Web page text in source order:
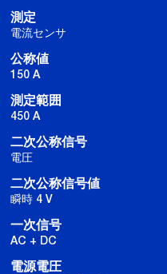
測定
電流センサ
公称値
150 A
測定範囲
450 A
二次公称信号
電圧
二次公称信号値
瞬時 4 V
一次信号
AC + DC
電源電圧